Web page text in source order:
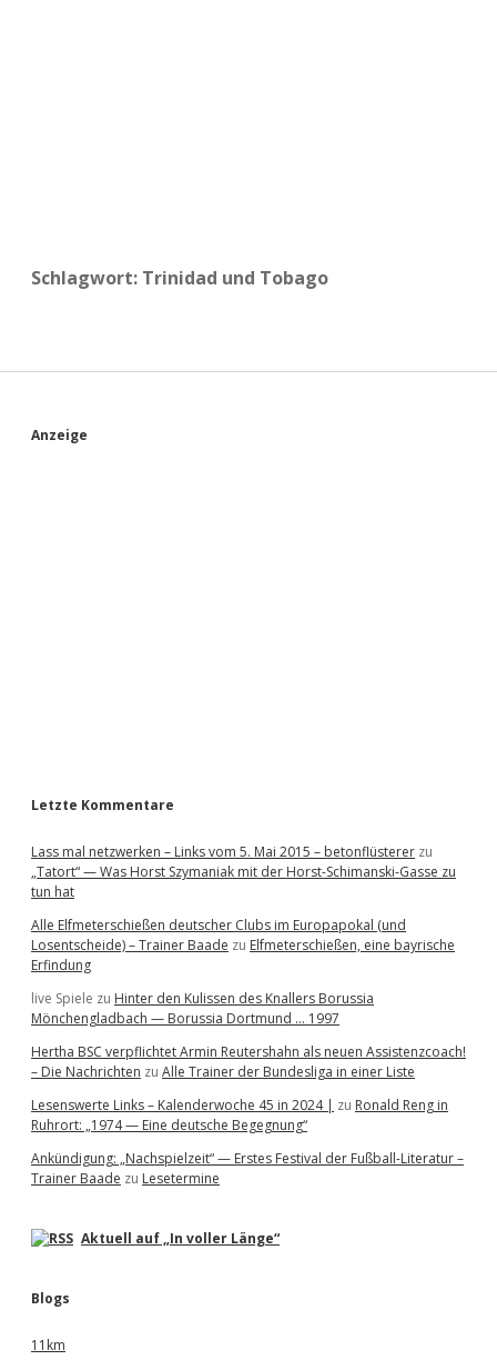
Schlagwort: Trinidad und Tobago
S
Anzeige
Letzte Kommentare
Lass mal netzwerken – Links vom 5. Mai 2015 – betonflüsterer zu
„Tatort“ — Was Horst Szymaniak mit der Horst-Schimanski-Gasse zu
tun hat
Alle Elfmeterschießen deutscher Clubs im Europapokal (und
Losentscheide) – Trainer Baade zu Elfmeterschießen, eine bayrische
Erfindung
live Spiele zu Hinter den Kulissen des Knallers Borussia
Mönchengladbach — Borussia Dortmund … 1997
Hertha BSC verpflichtet Armin Reutershahn als neuen Assistenzcoach!
– Die Nachrichten zu Alle Trainer der Bundesliga in einer Liste
Lesenswerte Links – Kalenderwoche 45 in 2024 | zu Ronald Reng in
Ruhrort: „1974 — Eine deutsche Begegnung“
Ankündigung: „Nachspielzeit“ — Erstes Festival der Fußball-Literatur –
Trainer Baade zu Lesetermine
Aktuell auf „In voller Länge“
Blogs
11km